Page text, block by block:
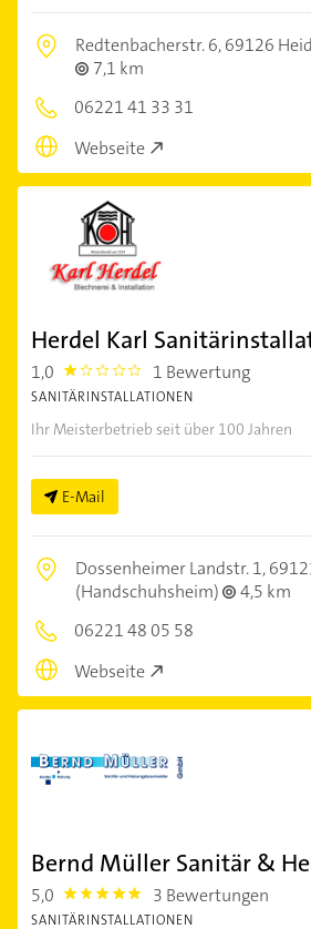
Redtenbacherstr. 6,69126
7,1 km
06221 41 33 31
Webseite
Herdel Karl
1,0 1.0 1 Bewertung
SANITÄRINSTALLATIONEN
Ihr Meisterbetrieb seit über 100 Jahren
E-Mail
Dossenheimer Landstr. 1,
(Handschuhsheim)
4,5 km
06221 48 05 58
Webseite
Bernd Müller Sanitär &
5,0 5.0 3 Bewertungen
SANITÄRINSTALLATIONEN